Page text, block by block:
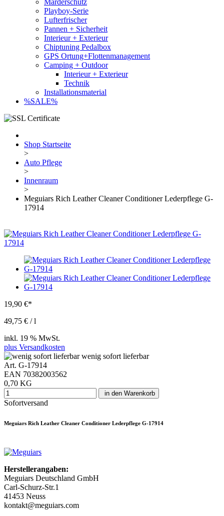
Marderschutz
Playboy-Serie
Lufterfrischer
Pannen + Sicherheit
Interieur + Exterieur
Chiptuning Pedalbox
GPS Ortung+Flottenmanagement
Camping + Outdoor
Interieur + Exterieur
Technik
Installationsmaterial
%SALE%
Shop Startseite
>
Auto Pflege
>
Innenraum
>
Meguiars Rich Leather Cleaner Conditioner Lederpflege G-
17914
19,90 €*
49,75 € / l
inkl. 19 % MwSt.
plus Versandkosten
wenig sofort lieferbar
Art. G-17914
EAN 70382003562
0,70 KG
in den Warenkorb
Sofortversand
Meguiars Rich Leather Cleaner Conditioner Lederpflege G-17914
Herstellerangaben:
Meguiars Deutschland GmbH
Carl-Schurz-Str.1
41453 Neuss
kontakt@meguiars.com